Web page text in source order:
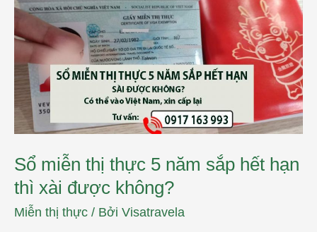
Sổ miễn thị thực 5 năm sắp hết hạn
thì xài được không?
Miễn thị thực / Bởi Visatravela
miễn
thị
thực
5
năm
sắp
hết
hạn
thì
xài
được